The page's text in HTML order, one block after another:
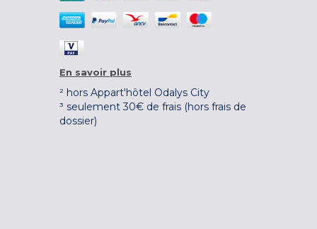
En savoir plus
² hors Appart'hôtel Odalys City
³ seulement 30€ de frais (hors frais de
dossier)